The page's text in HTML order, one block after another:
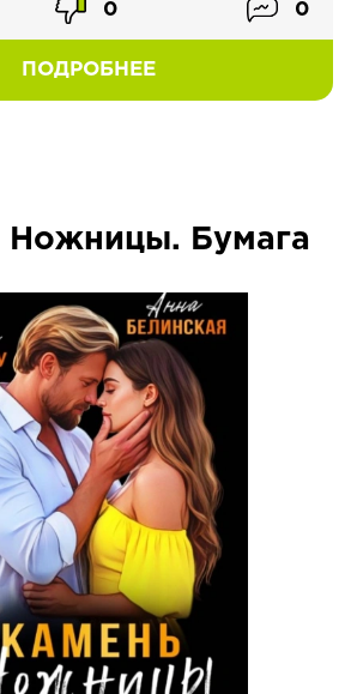
ПОДРОБНЕЕ
0 0
Ножницы. Бумага